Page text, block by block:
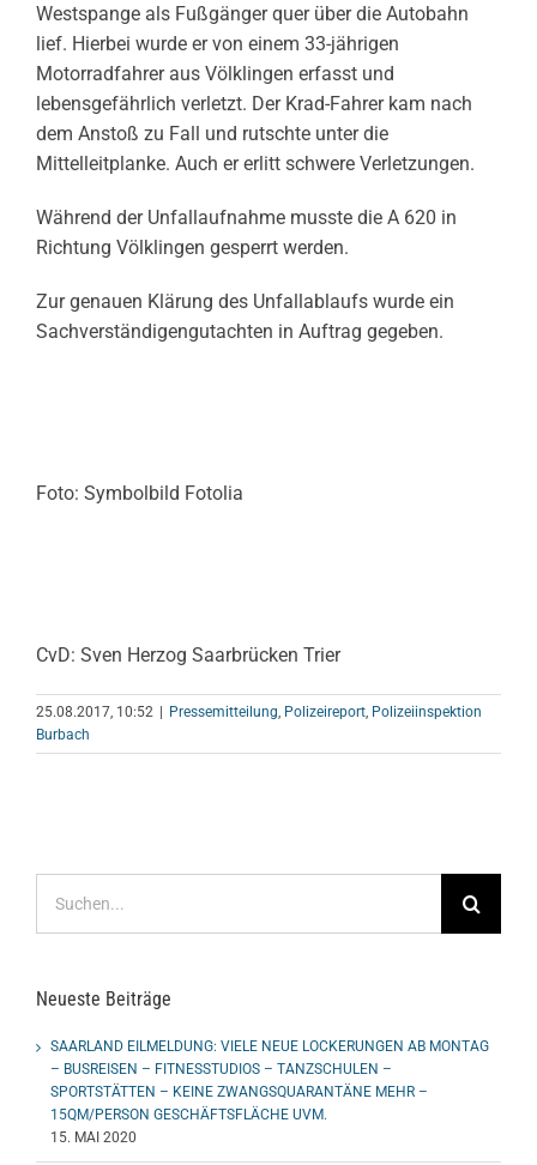
Westspange als Fußgänger quer über die Autobahn
lief. Hierbei wurde er von einem 33-jährigen
Motorradfahrer aus Völklingen erfasst und
lebensgefährlich verletzt. Der Krad-Fahrer kam nach
dem Anstoß zu Fall und rutschte unter die
Mittelleitplanke. Auch er erlitt schwere Verletzungen.
Während der Unfallaufnahme musste die A 620 in
Richtung Völklingen gesperrt werden.
Zur genauen Klärung des Unfallablaufs wurde ein
Sachverständigengutachten in Auftrag gegeben.
Foto: Symbolbild Fotolia
CvD: Sven Herzog Saarbrücken Trier
25.08.2017, 10:52 | Pressemitteilung Polizeireport Polizeiinspektion
Burbach
nach:
Neueste Beiträge
SAARLAND EILMELDUNG: VIELE NEUE LOCKERUNGEN AB MONTAG
– BUSREISEN – FITNESSTUDIOS – TANZSCHULEN –
SPORTSTÄTTEN – KEINE ZWANGSQUARANTÄNE MEHR –
15QM/PERSON GESCHÄFTSFLÄCHE UVM.
15. MAI 2020